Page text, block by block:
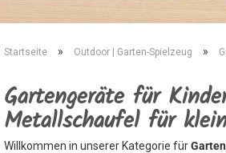
Startseite » Outdoor | Garten-Spielzeug »
Gartengeräte für
Metallschaufel für
Willkommen in unserer Kategorie für